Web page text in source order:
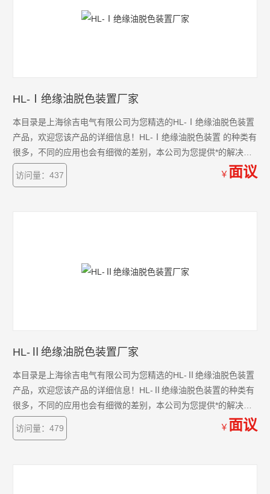
HL-Ⅰ绝缘油脱色装置厂家
本目录是上海徐吉电气有限公司为您精选的HL-Ⅰ绝缘油脱色装置
产品，欢迎您该产品的详细信息！HL-Ⅰ绝缘油脱色装置 的种类有
很多，不同的应用也会有细微的差别，本公司为您提供*的解决方
案。
访问量：437
￥ 面议
HL-Ⅱ绝缘油脱色装置厂家
本目录是上海徐吉电气有限公司为您精选的HL-Ⅱ绝缘油脱色装置
产品，欢迎您该产品的详细信息！HL-Ⅱ绝缘油脱色装置的种类有
很多，不同的应用也会有细微的差别，本公司为您提供*的解决方
案。
访问量：479
￥ 面议